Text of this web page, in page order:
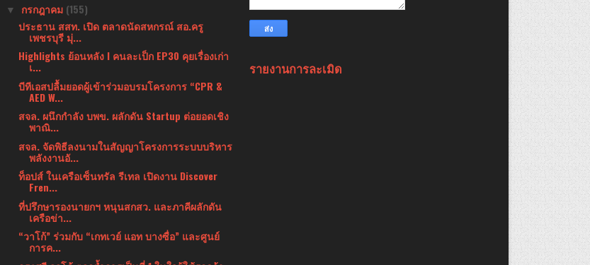
▼ กรกฎาคม (155)
ประธาน สสท. เปิด ตลาดนัดสหกรณ์ สอ.ครู
เพชรบุรี มุ่...
Highlights ย้อนหลัง l คนละเป็ก EP30 คุยเรื่องเก่า
เ...
บีทีเอสปลื้มยอดผู้เข้าร่วมอบรมโครงการ “CPR &
AED W...
สจล. ผนึกกำลัง บพข. ผลักดัน Startup ต่อยอดเชิง
พาณิ...
สจล. จัดพิธีลงนามในสัญญาโครงการระบบบริหาร
พลังงานอั...
ท็อปส์ ในเครือเซ็นทรัล รีเทล เปิดงาน Discover
Fren...
ที่ปรึกษารองนายกฯ หนุนสกสว. และภาคีผลักดัน
เครือข่า...
“วาโก้” ร่วมกับ “เกทเวย์ แอท บางซื่อ” และศูนย์
การค...
รายงานการละเมิด